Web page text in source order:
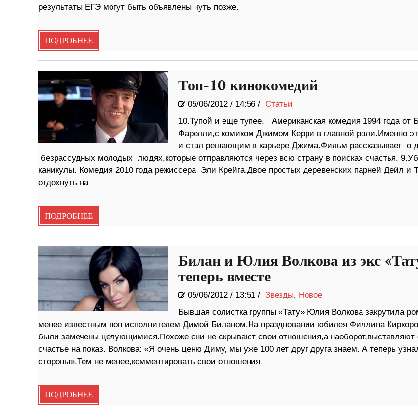
результаты ЕГЭ могут быть объявлены чуть позже.
ПОДРОБНЕЕ
Топ-10 кинокомедий
05/06/2012/ 14:56 / Статьи
10.Тупой и еще тупее. Американская комедия 1994 года от
Фарелли,с комиком Джимом Керри в главной роли.Именно
и стал решающим в карьере Джима.Фильм рассказывает о
безрассудных молодых людях,которые отправляются через всю страну в поисках счастья.
каникулы. Комедия 2010 года режиссера Эли Крейга.Двое простых деревенских парней Дейл и
отдохнуть на
ПОДРОБНЕЕ
Билан и Юлия Волкова из экс
теперь вместе
05/06/2012/ 13:51 / Звезды, Новое
Бывшая солистка группы «Тату» Юлия Волкова закрутила
менее известным поп исполнителем Димой Биланом.На праздновании юбилея Филлипа
были замечены целующимися.Похоже они не скрывают свои отношения,а наоборот,выставляют
счастье на показ. Волкова: «Я очень ценю Диму, мы уже 100 лет друг друга знаем. А теперь
стороны».Тем не менее,комментировать свои отношения
ПОДРОБНЕЕ